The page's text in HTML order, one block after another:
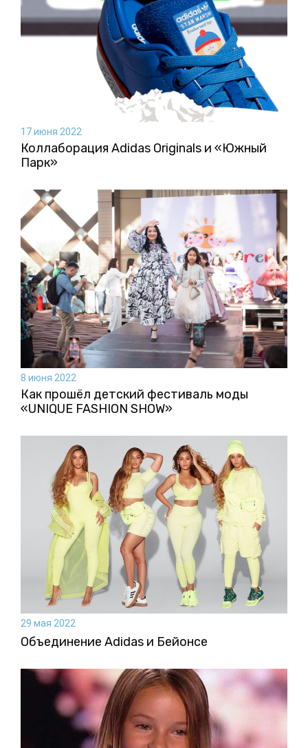
17 июня 2022
Коллаборация Аdidas Originals и «Южный
Парк»
8 июня 2022
Как прошёл детский фестиваль моды
«UNIQUE FASHION SHOW»
29 мая 2022
Объединение Adidas и Бейонсе